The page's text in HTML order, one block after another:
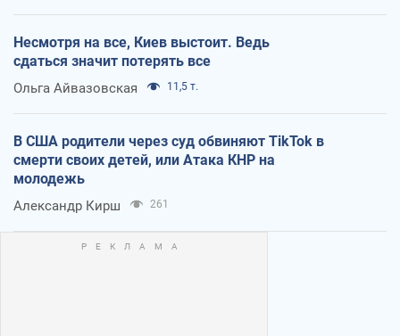
Несмотря на все, Киев выстоит. Ведь
сдаться значит потерять все
Ольга Айвазовская 11,5 т.
В США родители через суд обвиняют TikTok в
смерти своих детей, или Атака КНР на
молодежь
Александр Кирш 261